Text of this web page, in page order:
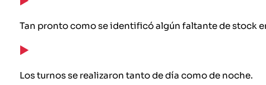
Tan pronto como se identificó algún faltante de stock
Los turnos se realizaron tanto de día como de noche.